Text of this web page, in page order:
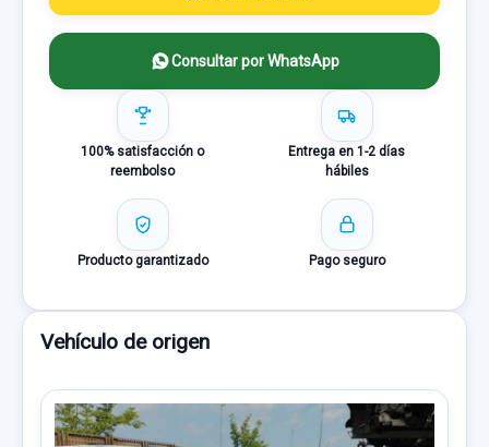
Consultar por WhatsApp
100% satisfacción o
reembolso
Entrega en 1-2 días
hábiles
Producto garantizado Pago seguro
Vehículo de origen